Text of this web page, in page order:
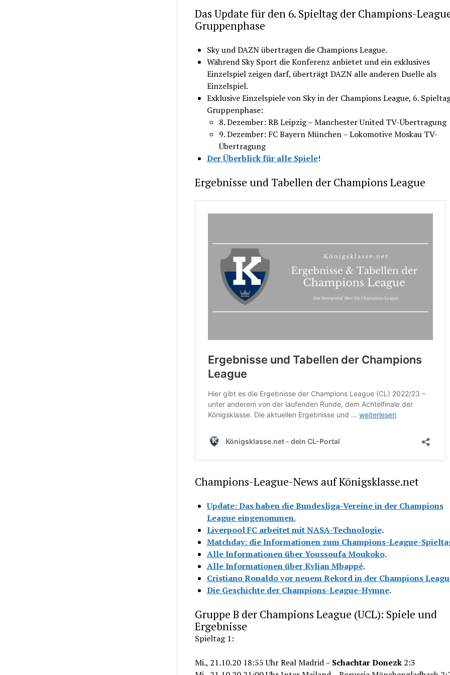
Das Update für den 6. Spieltag der Champions-
Gruppenphase
Sky und DAZN übertragen die Champions League.
Während Sky Sport die Konferenz anbietet und ein exklusives
Einzelspiel zeigen darf, überträgt DAZN alle anderen Duelle als
Einzelspiel.
Exklusive Einzelspiele von Sky in der Champions League, 6.
Gruppenphase:
8. Dezember: RB Leipzig – Manchester United TV-Übertragung
9. Dezember: FC Bayern München – Lokomotive Moskau TV-
Übertragung
Der Überblick für alle Spiele!
Ergebnisse und Tabellen der Champions League
Champions-League-News auf Königsklasse.net
Update: Das haben die Bundesliga-Vereine in der Champions
League eingenommen.
Liverpool FC arbeitet mit NASA-Technologie.
Matchday: die Informationen zum Champions-League-
Alle Informationen über Youssoufa Moukoko.
Alle Informationen über Kylian Mbappé.
Cristiano Ronaldo vor neuem Rekord in der Champions
Die Geschichte der Champions-League-Hymne.
Gruppe B der Champions League (UCL): Spiele und
Ergebnisse
Spieltag 1:
Mi., 21.10.20 18:55 Uhr Real Madrid – Schachtar Donezk2:3